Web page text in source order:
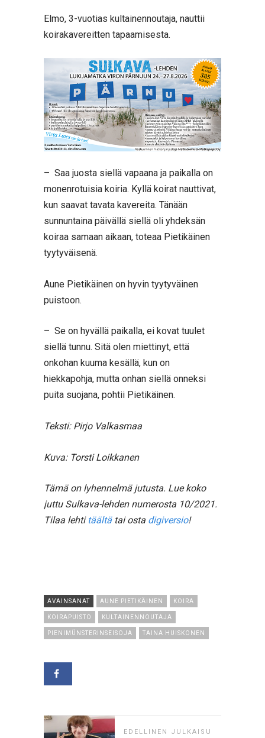
Elmo, 3-vuotias kultainennoutaja, nauttii
koirakavereitten tapaamisesta.
– Saa juosta siellä vapaana ja paikalla on
monenrotuisia koiria. Kyllä koirat nauttivat,
kun saavat tavata kavereita. Tänään
sunnuntaina päivällä siellä oli yhdeksän
koiraa samaan aikaan, toteaa Pietikäinen
tyytyväisenä.
Aune Pietikäinen on hyvin tyytyväinen
puistoon.
– Se on hyvällä paikalla, ei kovat tuulet
siellä tunnu. Sitä olen miettinyt, että
onkohan kuuma kesällä, kun on
hiekkapohja, mutta onhan siellä onneksi
puita suojana, pohtii Pietikäinen.
Teksti: Pirjo Valkasmaa
Kuva: Torsti Loikkanen
Tämä on lyhennelmä jutusta. Lue koko
juttu Sulkava-lehden numerosta 10/2021.
Tilaa lehti täältätai osta digiversio!
AVAINSANAT AUNE PIETIKÄINEN KOIRA
KOIRAPUISTO KULTAINENNOUTAJA
PIENIMÜNSTERINSEISOJA TAINA HUISKONEN
EDELLINEN JULKAISU